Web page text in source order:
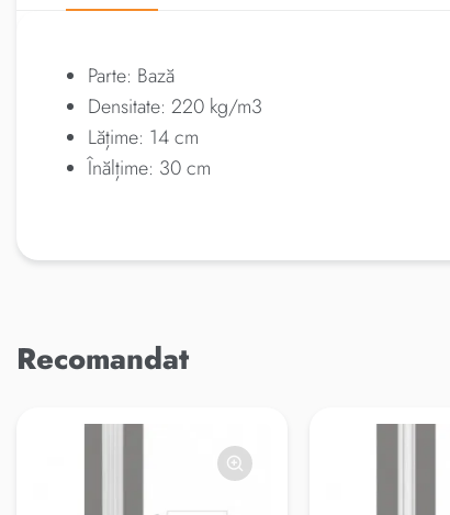
Parte: Bază
Densitate: 220 kg/m3
Lățime: 14 cm
Înălțime: 30 cm
Recomandat